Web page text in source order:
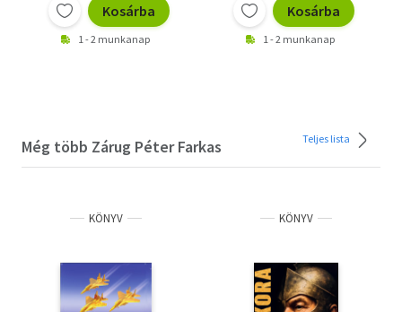
Kosárba
1 - 2 munkanap
Kosárba
1 - 2 munkanap
Még több Zárug Péter Farkas Teljes lista
KÖNYV KÖNYV